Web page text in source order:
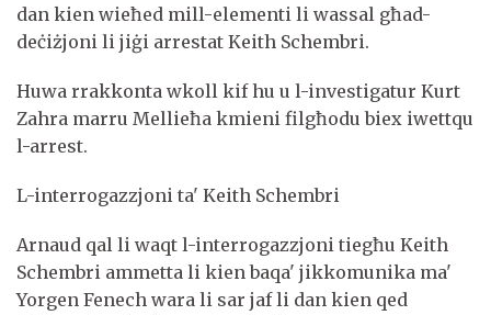
dan kien wieħed mill-elementi li wassal għad-
deċiżjoni li jiġi arrestat Keith Schembri.
Huwa rrakkonta wkoll kif hu u l-investigatur Kurt
Zahra marru Mellieħa kmieni filgħodu biex iwettqu
l-arrest.
L-interrogazzjoni ta' Keith Schembri
Arnaud qal li waqt l-interrogazzjoni tiegħu Keith
Schembri ammetta li kien baqa' jikkomunika ma'
Yorgen Fenech wara li sar jaf li dan kien qed